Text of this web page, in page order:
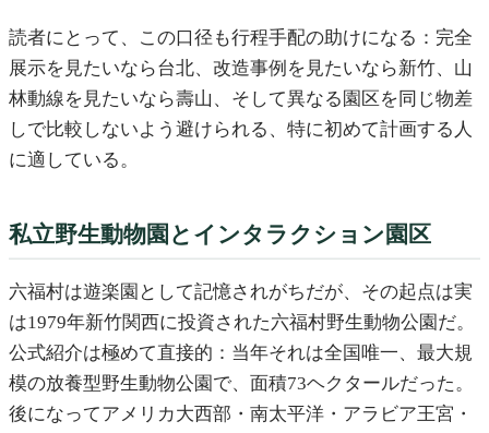
読者にとって、この口径も行程手配の助けになる：完全
展示を見たいなら台北、改造事例を見たいなら新竹、山
林動線を見たいなら壽山、そして異なる園区を同じ物差
しで比較しないよう避けられる、特に初めて計画する人
に適している。
私立野生動物園とインタラクション園区
六福村は遊楽園として記憶されがちだが、その起点は実
は1979年新竹関西に投資された六福村野生動物公園だ。
公式紹介は極めて直接的：当年それは全国唯一、最大規
模の放養型野生動物公園で、面積73ヘクタールだった。
後になってアメリカ大西部・南太平洋・アラビア王宮・